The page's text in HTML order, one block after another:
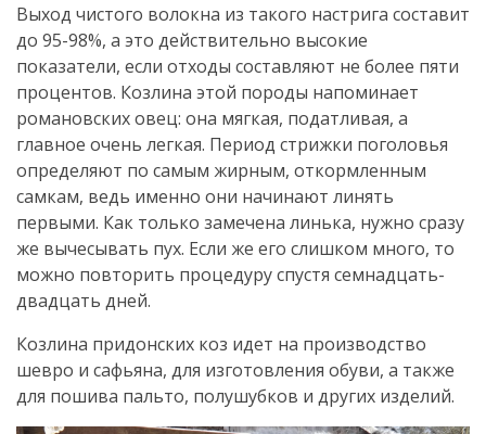
Выход чистого волокна из такого настрига составит
до 95-98%, а это действительно высокие
показатели, если отходы составляют не более пяти
процентов. Козлина этой породы напоминает
романовских овец: она мягкая, податливая, а
главное очень легкая. Период стрижки поголовья
определяют по самым жирным, откормленным
самкам, ведь именно они начинают линять
первыми. Как только замечена линька, нужно сразу
же вычесывать пух. Если же его слишком много, то
можно повторить процедуру спустя семнадцать-
двадцать дней.
Козлина придонских коз идет на производство
шевро и сафьяна, для изготовления обуви, а также
для пошива пальто, полушубков и других изделий.